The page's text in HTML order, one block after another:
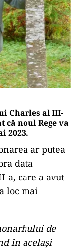
Charles al III-
că noul Rege va
2023.
ar putea
data
a, care a avut
loc mai
de
în același